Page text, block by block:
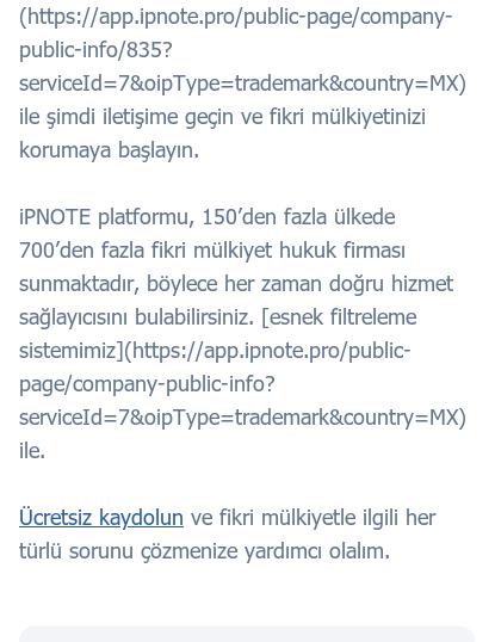
(https://app.ipnote.pro/public-page/company-
public-info/835?
serviceId=7&oipType=trademark&country=MX)
ile şimdi iletişime geçin ve fikri mülkiyetinizi
korumaya başlayın.
iPNOTE platformu, 150’den fazla ülkede
700’den fazla fikri mülkiyet hukuk firması
sunmaktadır, böylece her zaman doğru hizmet
sağlayıcısını bulabilirsiniz. [esnek filtreleme
sistemimiz](https://app.ipnote.pro/public-
page/company-public-info?
serviceId=7&oipType=trademark&country=MX)
ile.
Ücretsiz kaydolun ve fikri mülkiyetle ilgili her
türlü sorunu çözmenize yardımcı olalım.